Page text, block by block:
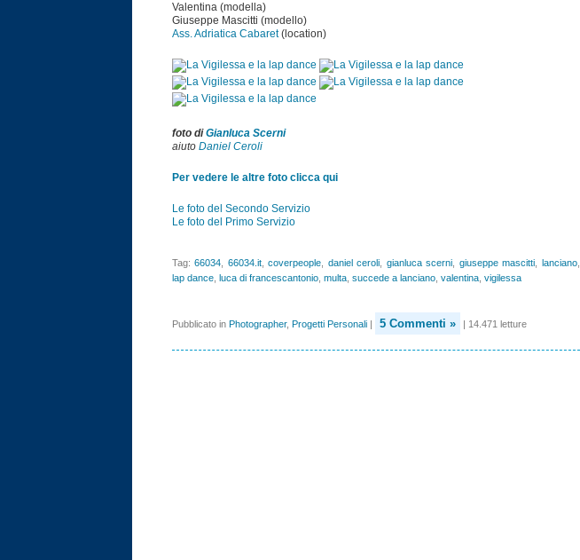
Valentina (modella)
Giuseppe Mascitti (modello)
Ass. Adriatica Cabaret(location)
foto diGianluca Scerni
aiuto Daniel Ceroli
Per vedere le altre foto clicca qui
Le foto del Secondo Servizio
Le foto del Primo Servizio
Tag: 66034 66034.it, coverpeople daniel ceroli gianluca scerni giuseppe mascitti lanciano,
lap dance, luca di francescantonio, multa, succede a lanciano, valentina, vigilessa
Pubblicato in Photographer, Progetti Personali| 5 Commenti » | 14.471 letture